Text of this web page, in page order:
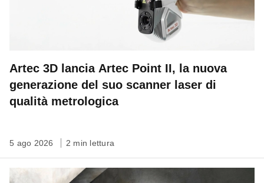
Artec 3D lancia Artec Point II, la nuova
generazione del suo scanner laser di
qualità metrologica
5 ago 2026 2 min lettura